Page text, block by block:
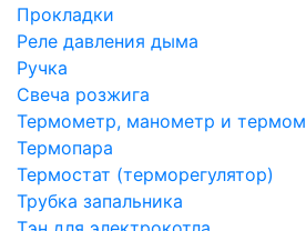
Прокладки
Реле давления дыма
Ручка
Свеча розжига
Термометр, манометр и
Термопара
Термостат (терморегулятор)
Трубка запальника